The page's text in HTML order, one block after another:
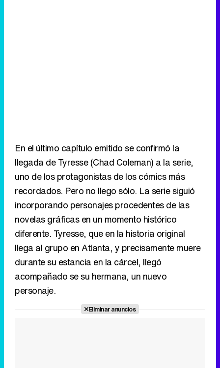
En el último capítulo emitido se confirmó la
llegada de Tyresse (Chad Coleman) a la serie,
uno de los protagonistas de los cómics más
recordados. Pero no llego sólo. La serie siguió
incorporando personajes procedentes de las
novelas gráficas en un momento histórico
diferente. Tyresse, que en la historia original
llega al grupo en Atlanta, y precisamente muere
durante su estancia en la cárcel, llegó
acompañado se su hermana, un nuevo
personaje.
Eliminar anuncios